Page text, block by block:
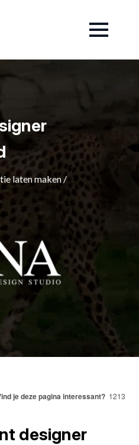
laten maken /
je deze pagina interessant? 1213
designer